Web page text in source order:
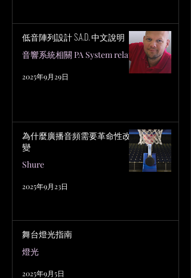
低音陣列設計 S.A.D. 中文說明
音響系統相關 PA System related
2025年9月29日
為什麼廣播音頻需要革命性改
變
Shure
2025年9月23日
舞台燈光指南
燈光
2025年9月5日